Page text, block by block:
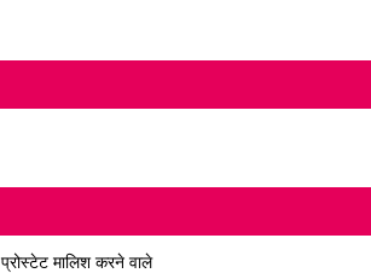
प्रोस्टेट मालिश करने वाले